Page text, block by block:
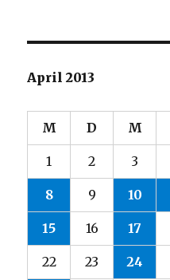
April 2013
M D M
1 2 3
8 9 10
15 16 17
22 23 24